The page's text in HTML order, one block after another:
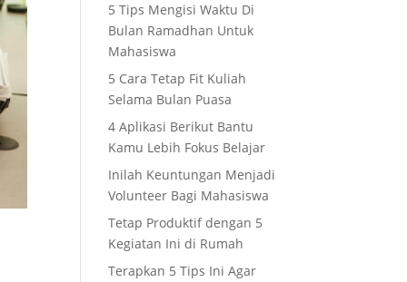
5 Tips Mengisi Waktu Di
Bulan Ramadhan Untuk
Mahasiswa
5 Cara Tetap Fit Kuliah
Selama Bulan Puasa
4 Aplikasi Berikut Bantu
Kamu Lebih Fokus Belajar
Inilah Keuntungan Menjadi
Volunteer Bagi Mahasiswa
Tetap Produktif dengan 5
Kegiatan Ini di Rumah
Terapkan 5 Tips Ini Agar